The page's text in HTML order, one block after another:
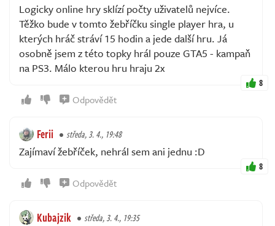
Logicky online hry sklízí počty uživatelů nejvíce.
Těžko bude v tomto žebříčku single player hra, u
kterých hráč stráví 15 hodin a jede další hru. Já
osobně jsem z této topky hrál pouze GTA5 - kampaň
na PS3. Málo kterou hru hraju 2x
8
Odpovědět
Ferii středa, 3. 4., 19:48
Zajímaví žebříček, nehrál sem ani jednu :D
8
Odpovědět
Kubajzik středa, 3. 4., 19:35